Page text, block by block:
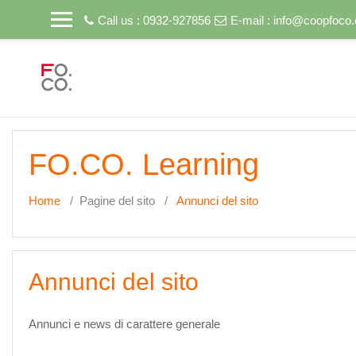
Call us : 0932-927856
E-mail :
FO.CO. Learning
Home Pagine del sito Annunci del sito
Annunci del sito
Annunci e news di carattere generale